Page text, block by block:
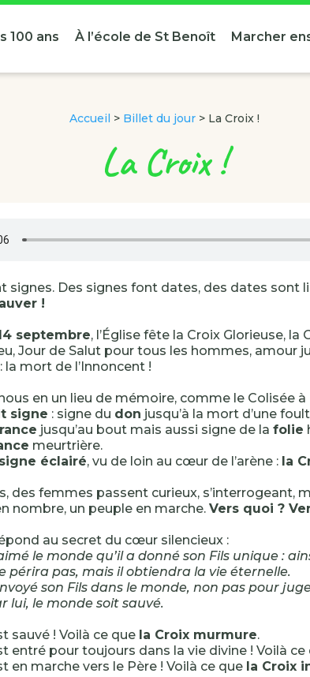
100 ans À l’école de St Benoît Marcher
Accueil > Billet du jour> La Croix !
La Croix !
signes. Des signes font dates, des dates sont
!
septembre, l’Église fête la Croix Glorieuse, la
Jour de Salut pour tous les hommes, amour
la mort de l’Innoncent !
en un lieu de mémoire, comme le Colisée à
signe : signe du don jusqu’à la mort d’une
jusqu’au bout mais aussi signe de la folie
meurtrière.
éclairé, vu de loin au cœur de l’arène : la
des femmes passent curieux, s’interrogeant,
nombre, un peuple en marche. Vers quoi ?
au secret du cœur silencieux :
le monde qu’il a donné son Fils unique :
périra pas, mais il obtiendra la vie éternelle.
son Fils dans le monde, non pas pour
lui, le monde soit sauvé.
sauvé ! Voilà ce que la Croix murmure.
entré pour toujours dans la vie divine ! Voilà ce
en marche vers le Père ! Voilà ce que la Croix